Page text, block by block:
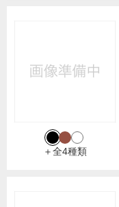
＋全4種類